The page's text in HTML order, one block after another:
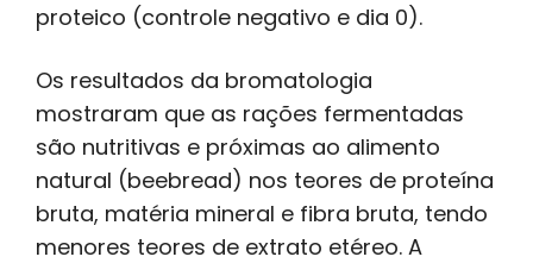
proteico (controle negativo e dia 0).
Os resultados da bromatologia
mostraram que as rações fermentadas
são nutritivas e próximas ao alimento
natural (beebread) nos teores de proteína
bruta, matéria mineral e fibra bruta, tendo
menores teores de extrato etéreo. A